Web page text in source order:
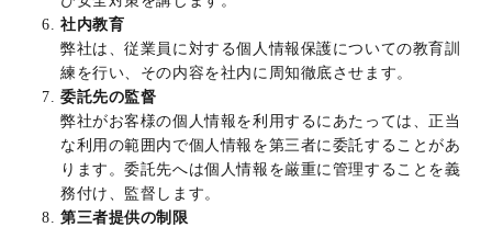
社内教育
弊社は、従業員に対する個人情報保護についての教育訓
練を行い、その内容を社内に周知徹底させます。
委託先の監督
弊社がお客様の個人情報を利用するにあたっては、正当
な利用の範囲内で個人情報を第三者に委託することがあ
ります。委託先へは個人情報を厳重に管理することを義
務付け、監督します。
第三者提供の制限